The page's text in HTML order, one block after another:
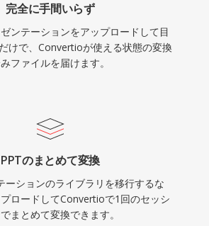
完全に手間いらず
ンテーションをアップロードして目
けで、Convertioが使える状態の変換
ファイルを届けます。
PPTのまとめて変換
ーションのライブラリを移行するな
ロードしてConvertioで1回のセッシ
まとめて変換できます。